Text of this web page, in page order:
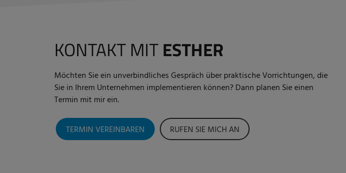
KONTAKT MITESTHER
Möchten Sie ein unverbindliches Gespräch über praktische Vorrichtungen, die
Sie in Ihrem Unternehmen implementieren können? Dann planen Sie einen
Termin mit mir ein.
TERMIN VEREINBAREN RUFEN SIE MICH AN